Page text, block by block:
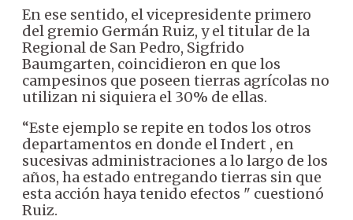
En ese sentido, el vicepresidente primero
del gremio Germán Ruiz, y el titular de la
Regional de San Pedro, Sigfrido
Baumgarten, coincidieron en que los
campesinos que poseen tierras agrícolas no
utilizan ni siquiera el 30% de ellas.
“Este ejemplo se repite en todos los otros
departamentos en donde el Indert , en
sucesivas administraciones a lo largo de los
años, ha estado entregando tierras sin que
esta acción haya tenido efectos " cuestionó
Ruiz.